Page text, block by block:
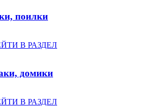
поилки
В РАЗДЕЛ
домики
В РАЗДЕЛ